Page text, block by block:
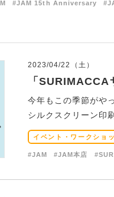
#JAM 15th Anniversary
2023/04/22（土）
「
今年もこの季節がや
シルクスクリーン印
イベント・ワークショ
#JAM #JAM本店